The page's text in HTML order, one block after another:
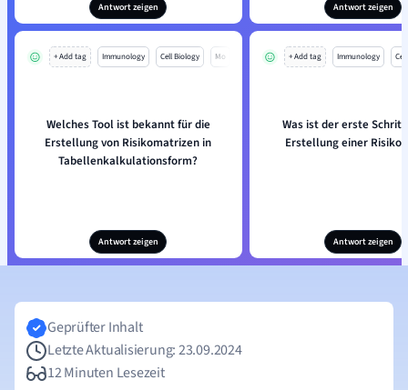
Antwort zeigen Antwort zeigen
+ Add tag Immunology Cell Biology Mo
Welches Tool ist bekannt für die
Erstellung von Risikomatrizen in
Tabellenkalkulationsform?
Antwort zeigen
+ Add tag Immunology
Was ist der erste
Erstellung einer
Antwort zeigen
Geprüfter Inhalt
Letzte Aktualisierung: 23.09.2024
12 Minuten Lesezeit